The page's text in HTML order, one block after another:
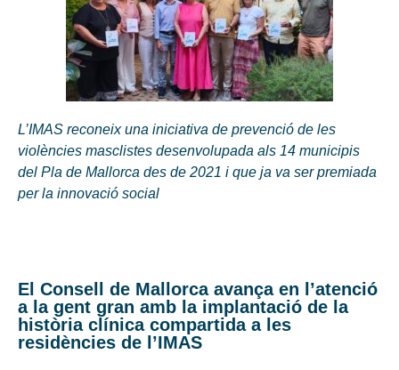
L’IMAS reconeix una iniciativa de prevenció de les
violències masclistes desenvolupada als 14 municipis
del Pla de Mallorca des de 2021 i que ja va ser premiada
per la innovació social
El Consell de Mallorca avança en l’atenció
a la gent gran amb la implantació de la
història clínica compartida a les
residències de l’IMAS